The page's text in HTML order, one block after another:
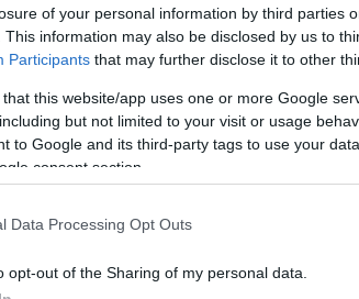
of your personal information by third parties
This information may also be disclosed by us to
Participants that may further disclose it to other
that this website/app uses one or more Google
but not limited to your visit or usage
to Google and its third-party tags to use your
consent section.
Data Processing Opt Outs
opt-out of the Sharing of my personal data.
ευρωπαϊκούς αγώνες επιτρέπεται
στο γήπεδο
έχουν ως εξής: